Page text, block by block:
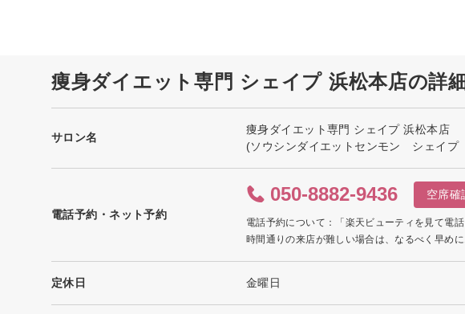
痩身ダイエット専門 シェイプ 浜松本店の詳
サロン名
痩身ダイエット専門 シェイプ 浜松本店
(ソウシンダイエットセンモン シェイ
電話予約・ネット予約
050-8882-9436 空席確
電話予約について：「楽天ビューティを見て電
時間通りの来店が難しい場合は、なるべく早めに
定休日 金曜日